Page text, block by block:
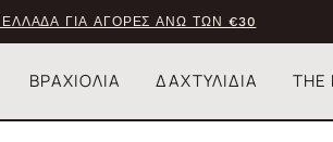
ΓΙΑ ΑΓΟΡΕΣ ΑΝΩ ΤΩΝ €30
ΒΡΑΧΙΟΛΙΑ ΔΑΧΤΥΛΙΔΙΑ THE